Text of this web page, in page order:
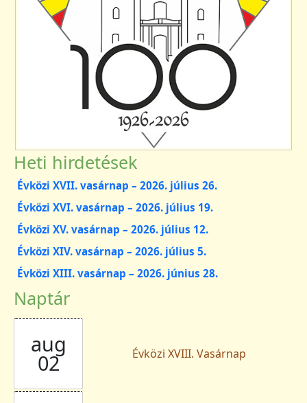
Heti hirdetések
Évközi XVII. vasárnap – 2026. július 26.
Évközi XVI. vasárnap – 2026. július 19.
Évközi XV. vasárnap – 2026. július 12.
Évközi XIV. vasárnap – 2026. július 5.
Évközi XIII. vasárnap – 2026. június 28.
Naptár
aug
02 Évközi XVIII. Vasárnap